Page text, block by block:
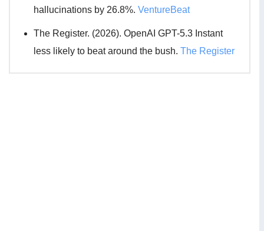
hallucinations by 26.8%. VentureBeat
The Register. (2026). OpenAI GPT-5.3 Instant
less likely to beat around the bush. The Register